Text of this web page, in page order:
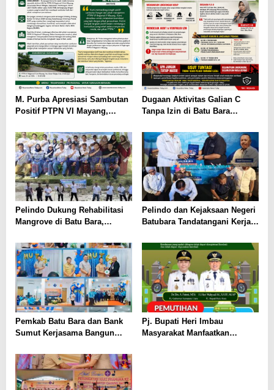
M. Purba Apresiasi Sambutan
Positif PTPN VI Mayang,
dan Masyarakat
Dugaan Aktivitas Galian C
Tanpa Izin di Batu Bara
Penegakan Hukum Tegas
Pelindo Dukung Rehabilitasi
Mangrove di Batu Bara,
Dana Pembinaan
Pelindo dan Kejaksaan Negeri
Batubara Tandatangani Kerja
Perdata dan TUN
Pemkab Batu Bara dan Bank
Sumut Kerjasama Bangun
Pj. Bupati Heri Imbau
Masyarakat Manfaatkan